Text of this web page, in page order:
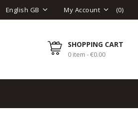
English GB My Account (0)
SHOPPING CART
0 item - €0.00